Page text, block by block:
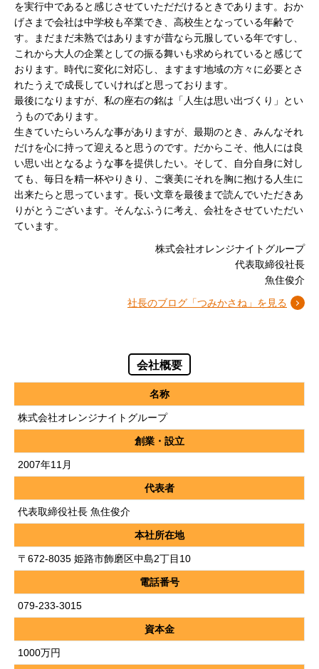
を実行中であると感じさせていただだけるときであります。おか
げさまで会社は中学校も卒業でき、高校生となっている年齢で
す。まだまだ未熟ではありますが昔なら元服している年ですし、
これから大人の企業としての振る舞いも求められていると感じて
おります。時代に変化に対応し、ますます地域の方々に必要とさ
れたうえで成長していければと思っております。
最後になりますが、私の座右の銘は「人生は思い出づくり」とい
うものであります。
生きていたらいろんな事がありますが、最期のとき、みんなそれ
だけを心に持って迎えると思うのです。だからこそ、他人には良
い思い出となるような事を提供したい。そして、自分自身に対し
ても、毎日を精一杯やりきり、ご褒美にそれを胸に抱ける人生に
出来たらと思っています。長い文章を最後まで読んでいただきあ
りがとうございます。そんなふうに考え、会社をさせていただい
ています。
株式会社オレンジナイトグループ
代表取締役社長
魚住俊介
社長のブログ「つみかさね」を見る
会社概要
名称
株式会社オレンジナイトグループ
創業・設立
2007年11月
代表者
代表取締役社長 魚住俊介
本社所在地
〒672-8035 姫路市飾磨区中島2丁目10
電話番号
079-233-3015
資本金
1000万円